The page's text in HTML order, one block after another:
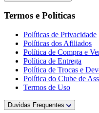
Termos e Políticas
Políticas de Privacidade
Políticas dos Afiliados
Política de Compra e
Política de Entrega
Política de Trocas e
Política do Clube de
Termos de Uso
Duvidas Frequentes